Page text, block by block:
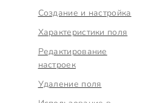
Создание и настройка
Характеристики поля
Редактирование
настроек
Удаление поля